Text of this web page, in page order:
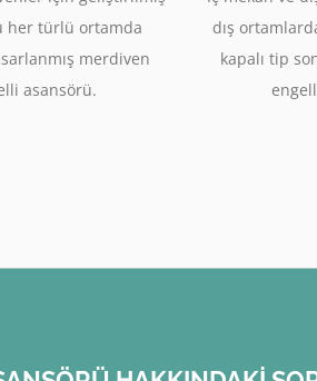
her türlü ortamda
merdiven
asansörü.
dış
kapalı tip